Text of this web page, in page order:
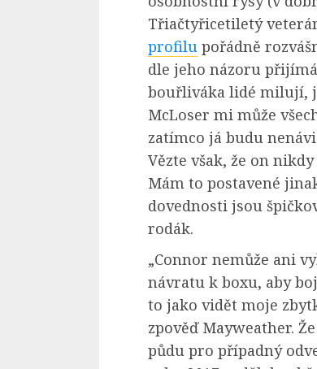
Třiačtyřicetiletý
profilu pořádně
dle jeho názoru
bouřliváka lidé milují,
McLoser mi může
zatímco já budu
Vězte však, že on
Mám to postavené
dovednosti jsou
rodák.
„Connor nemůže ani
návratu k boxu, aby
to jako vidět moje
zpověď Mayweather.
půdu pro případný